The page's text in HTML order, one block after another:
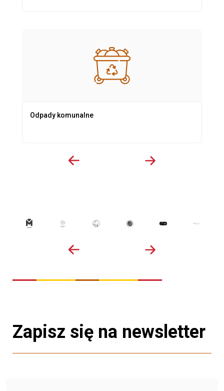
Odpady komunalne
Zapisz się na newsletter